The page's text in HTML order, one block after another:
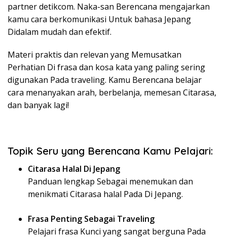
partner detikcom. Naka-san Berencana mengajarkan
kamu cara berkomunikasi Untuk bahasa Jepang
Didalam mudah dan efektif.
Materi praktis dan relevan yang Memusatkan
Perhatian Di frasa dan kosa kata yang paling sering
digunakan Pada traveling. Kamu Berencana belajar
cara menanyakan arah, berbelanja, memesan Citarasa,
dan banyak lagi!
Topik Seru yang Berencana Kamu Pelajari:
Citarasa Halal Di Jepang
Panduan lengkap Sebagai menemukan dan
menikmati Citarasa halal Pada Di Jepang.
Frasa Penting Sebagai Traveling
Pelajari frasa Kunci yang sangat berguna Pada